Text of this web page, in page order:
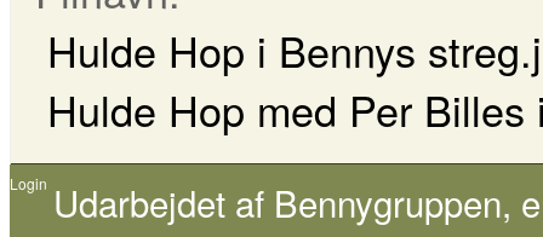
Hulde Hop i Bennys
Hulde Hop med Per
Login Udarbejdet af Bennygruppen,